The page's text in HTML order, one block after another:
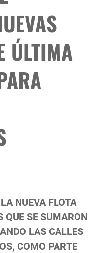
ÚLTIMA
NUEVA FLOTA
QUE SE SUMARON
LAS CALLES
COMO PARTE